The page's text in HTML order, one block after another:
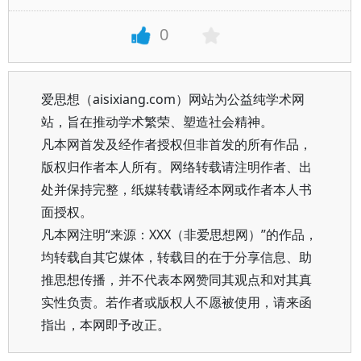
0
爱思想（aisixiang.com）网站为公益纯学术网
站，旨在推动学术繁荣、塑造社会精神。
凡本网首发及经作者授权但非首发的所有作品，
版权归作者本人所有。网络转载请注明作者、出
处并保持完整，纸媒转载请经本网或作者本人书
面授权。
凡本网注明“来源：XXX（非爱思想网）”的作品，
均转载自其它媒体，转载目的在于分享信息、助
推思想传播，并不代表本网赞同其观点和对其真
实性负责。若作者或版权人不愿被使用，请来函
指出，本网即予改正。